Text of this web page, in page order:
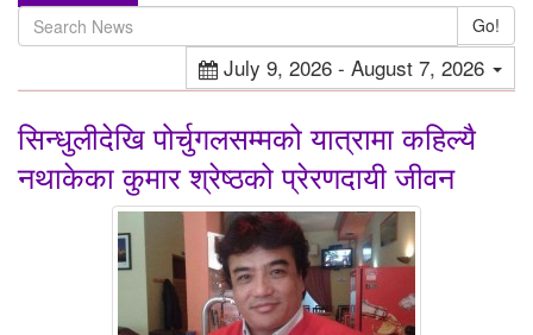
Go!
July 9, 2026 - August 7, 2026
सिन्धुलीदेखि पोर्चुगलसम्मको यात्रामा कहिल्यै
नथाकेका कुमार श्रेष्ठको प्रेरणदायी जीवन